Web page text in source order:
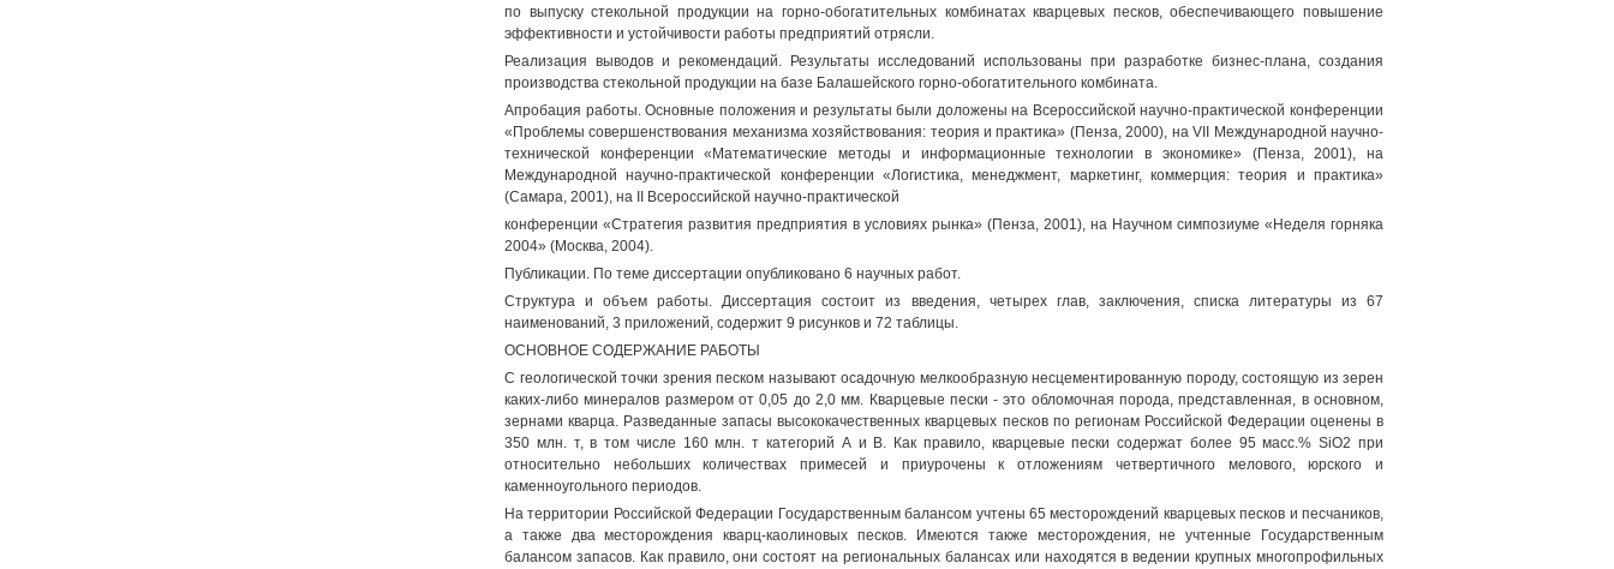
по выпуску стекольной продукции на горно-обогатительных комбинатах кварцевых песков, обеспечивающего повышение
эффективности и устойчивости работы предприятий отрясли.
Реализация выводов и рекомендаций. Результаты исследований использованы при разработке бизнес-плана, создания
производства стекольной продукции на базе Балашейского горно-обогатительного комбината.
Апробация работы. Основные положения и результаты были доложены на Всероссийской научно-практической конференции
«Проблемы совершенствования механизма хозяйствования: теория и практика» (Пенза, 2000), на VII Международной научно-
технической конференции «Математические методы и информационные технологии в экономике» (Пенза, 2001), на
Международной научно-практической конференции «Логистика, менеджмент, маркетинг, коммерция: теория и практика»
(Самара, 2001), на II Всероссийской научно-практической
конференции «Стратегия развития предприятия в условиях рынка» (Пенза, 2001), на Научном симпозиуме «Неделя горняка
2004» (Москва, 2004).
Публикации. По теме диссертации опубликовано 6 научных работ.
Структура и объем работы. Диссертация состоит из введения, четырех глав, заключения, списка литературы из 67
наименований, 3 приложений, содержит 9 рисунков и 72 таблицы.
ОСНОВНОЕ СОДЕРЖАНИЕ РАБОТЫ
С геологической точки зрения песком называют осадочную мелкообразную несцементированную породу, состоящую из зерен
каких-либо минералов размером от 0,05 до 2,0 мм. Кварцевые пески - это обломочная порода, представленная, в основном,
зернами кварца. Разведанные запасы высококачественных кварцевых песков по регионам Российской Федерации оценены в
350 млн. т, в том числе 160 млн. т категорий А и В. Как правило, кварцевые пески содержат более 95 масс.% SiO2 при
относительно небольших количествах примесей и приурочены к отложениям четвертичного мелового, юрского и
каменноугольного периодов.
На территории Российской Федерации Государственным балансом учтены 65 месторождений кварцевых песков и песчаников,
а также два месторождения кварц-каолиновых песков. Имеются также месторождения, не учтенные Государственным
балансом запасов. Как правило, они состоят на региональных балансах или находятся в ведении крупных многопрофильных